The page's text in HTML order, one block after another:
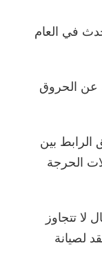
في العام
عن الحروق
الرابط بين
الحرجة
تتجاوز
وتوقيع عقد لصيانة